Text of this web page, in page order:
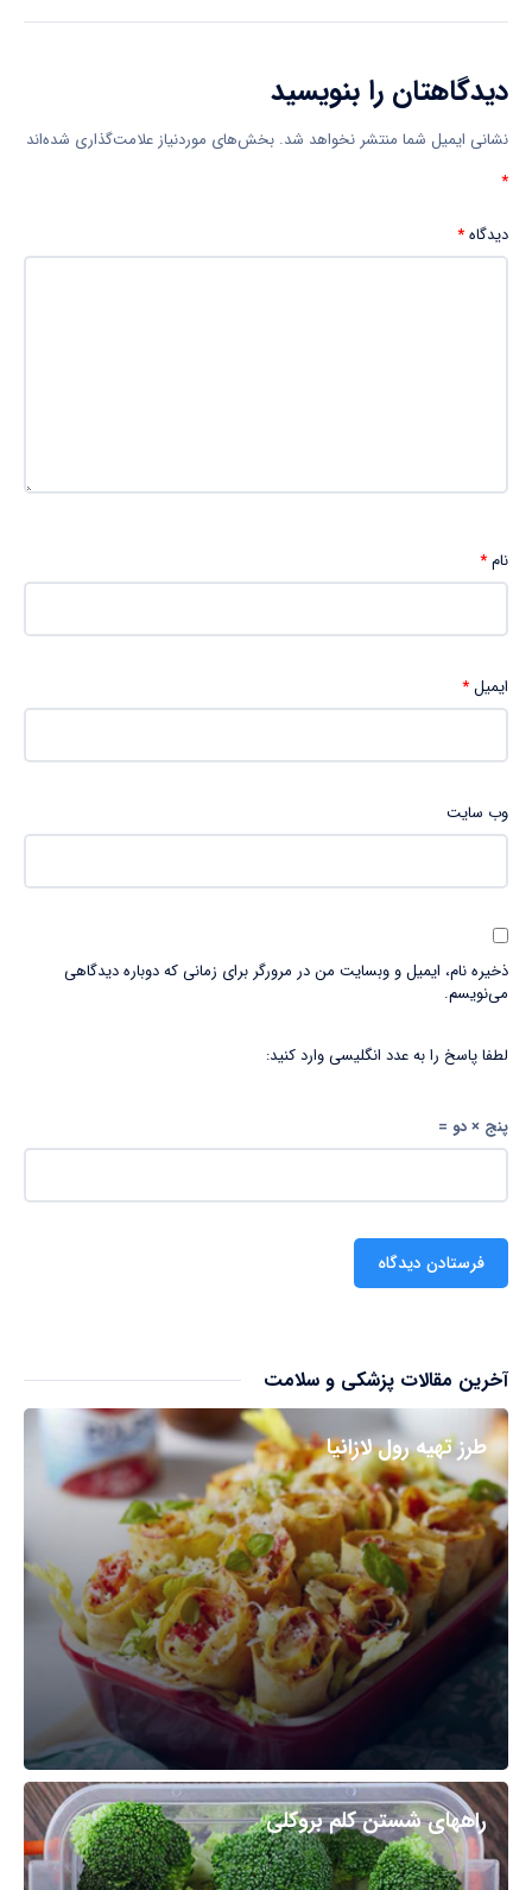
دیدگاهتان را بنویسید
نشانی ایمیل شما منتشر نخواهد شد. بخش‌های موردنیاز علامت‌گذاری شده‌اند
*
دیدگاه*
نام*
ایمیل*
وب‌ سایت
ذخیره نام، ایمیل و وبسایت من در مرورگر برای زمانی که دوباره دیدگاهی
می‌نویسم.
لطفا پاسخ را به عدد انگلیسی وارد کنید:
پنج × دو =
آخرین مقالات پزشکی و سلامت
طرز تهیه رول لازانیا
راههای شستن کلم بروکلی